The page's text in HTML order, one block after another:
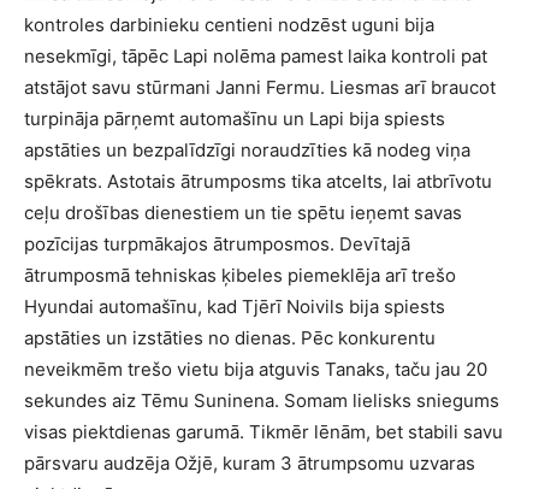
kontroles darbinieku centieni nodzēst uguni bija
nesekmīgi, tāpēc Lapi nolēma pamest laika kontroli pat
atstājot savu stūrmani Janni Fermu. Liesmas arī braucot
turpināja pārņemt automašīnu un Lapi bija spiests
apstāties un bezpalīdzīgi noraudzīties kā nodeg viņa
spēkrats. Astotais ātrumposms tika atcelts, lai atbrīvotu
ceļu drošības dienestiem un tie spētu ieņemt savas
pozīcijas turpmākajos ātrumposmos. Devītajā
ātrumposmā tehniskas ķibeles piemeklēja arī trešo
Hyundai automašīnu, kad Tjērī Noivils bija spiests
apstāties un izstāties no dienas. Pēc konkurentu
neveikmēm trešo vietu bija atguvis Tanaks, taču jau 20
sekundes aiz Tēmu Suninena. Somam lielisks sniegums
visas piektdienas garumā. Tikmēr lēnām, bet stabili savu
pārsvaru audzēja Ožjē, kuram 3 ātrumpsomu uzvaras